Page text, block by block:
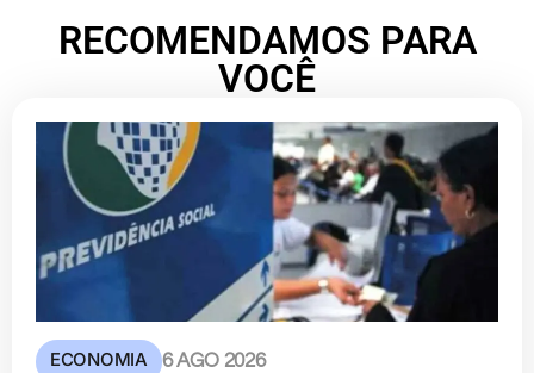
RECOMENDAMOS PARA
VOCÊ
ECONOMIA 6 AGO 2026